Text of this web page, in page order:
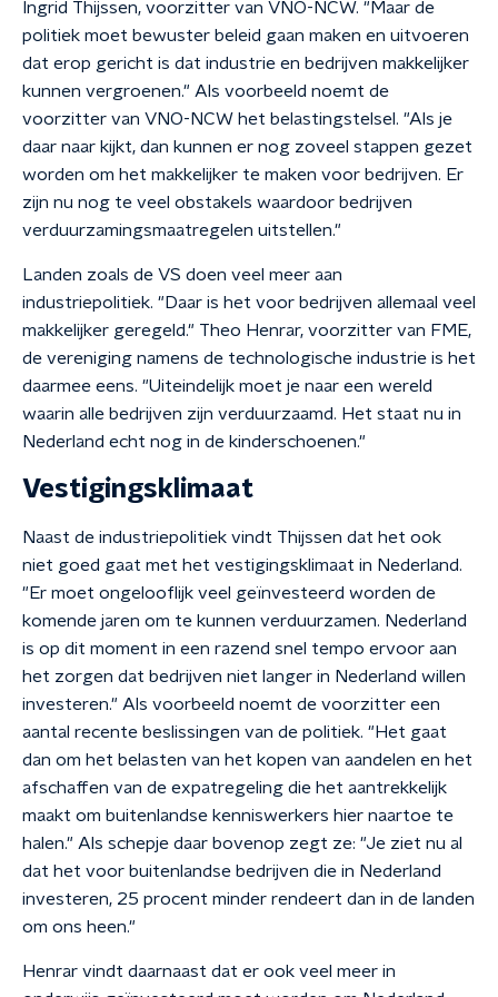
Ingrid Thijssen, voorzitter van VNO-NCW. "Maar de
politiek moet bewuster beleid gaan maken en uitvoeren
dat erop gericht is dat industrie en bedrijven makkelijker
kunnen vergroenen." Als voorbeeld noemt de
voorzitter van VNO-NCW het belastingstelsel. "Als je
daar naar kijkt, dan kunnen er nog zoveel stappen gezet
worden om het makkelijker te maken voor bedrijven. Er
zijn nu nog te veel obstakels waardoor bedrijven
verduurzamingsmaatregelen uitstellen."
Landen zoals de VS doen veel meer aan
industriepolitiek. "Daar is het voor bedrijven allemaal veel
makkelijker geregeld." Theo Henrar, voorzitter van FME,
de vereniging namens de technologische industrie is het
daarmee eens. "Uiteindelijk moet je naar een wereld
waarin alle bedrijven zijn verduurzaamd. Het staat nu in
Nederland echt nog in de kinderschoenen."
Vestigingsklimaat
Naast de industriepolitiek vindt Thijssen dat het ook
niet goed gaat met het vestigingsklimaat in Nederland.
"Er moet ongelooflijk veel geïnvesteerd worden de
komende jaren om te kunnen verduurzamen. Nederland
is op dit moment in een razend snel tempo ervoor aan
het zorgen dat bedrijven niet langer in Nederland willen
investeren." Als voorbeeld noemt de voorzitter een
aantal recente beslissingen van de politiek. "Het gaat
dan om het belasten van het kopen van aandelen en het
afschaffen van de expatregeling die het aantrekkelijk
maakt om buitenlandse kenniswerkers hier naartoe te
halen." Als schepje daar bovenop zegt ze: "Je ziet nu al
dat het voor buitenlandse bedrijven die in Nederland
investeren, 25 procent minder rendeert dan in de landen
om ons heen."
Henrar vindt daarnaast dat er ook veel meer in